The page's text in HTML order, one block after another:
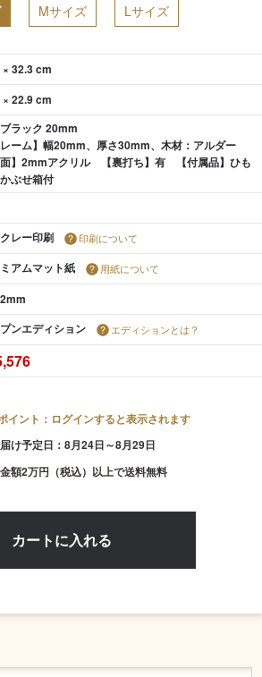
Mサイズ Lサイズ
32.3 cm
22.9 cm
ラック 20mm
レーム】幅20mm、厚さ30mm、木材：アルダー
面】2mmアクリル 【裏打ち】有 【付属品】ひも
ぶせ箱付
レー印刷 印刷について
アムマット紙 用紙について
ンエディション エディションとは？
イント：ログインすると表示されます
け予定日：8月24日～8月29日
額2万円（税込）以上で送料無料